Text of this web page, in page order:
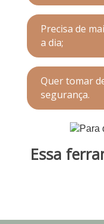
Precisa de
a dia;
Quer tomar
segurança.
Essa